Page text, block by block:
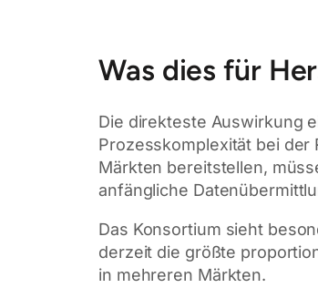
Was dies für
Die direkteste Auswirkung
Prozesskomplexität bei der
Märkten bereitstellen,
anfängliche
Das Konsortium sieht
derzeit die größte
in mehreren Märkten.